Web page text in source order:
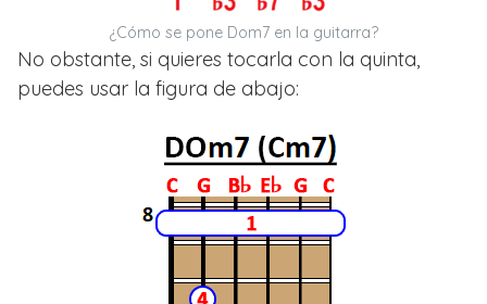
¿Cómo se pone Dom7 en la guitarra?
No obstante, si quieres tocarla con la quinta,
puedes usar la figura de abajo: